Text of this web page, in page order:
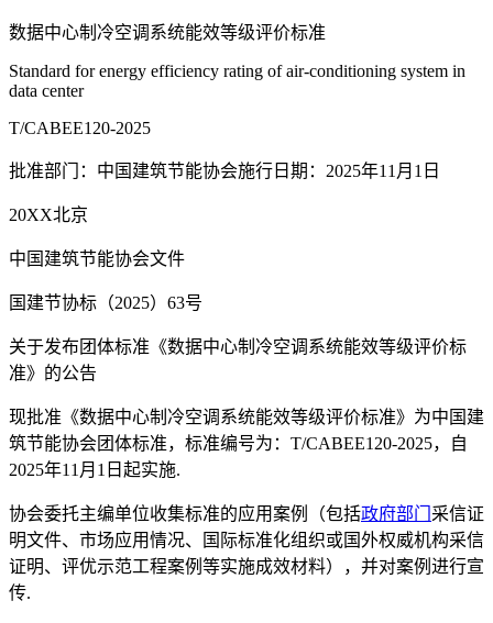
数据中心制冷空调系统能效等级评价标准
Standard for energy efficiency rating of air-conditioning system in
data center
T/CABEE120-2025
批准部门：中国建筑节能协会施行日期：2025年11月1日
20XX北京
中国建筑节能协会文件
国建节协标（2025）63号
关于发布团体标准《数据中心制冷空调系统能效等级评价标
准》的公告
现批准《数据中心制冷空调系统能效等级评价标准》为中国建
筑节能协会团体标准，标准编号为：T/CABEE120-2025，自
2025年11月1日起实施.
协会委托主编单位收集标准的应用案例（包括政府部门 采信证
明文件、市场应用情况、国际标准化组织或国外权威机构采信
证明、评优示范工程案例等实施成效材料），并对案例进行宣
传.